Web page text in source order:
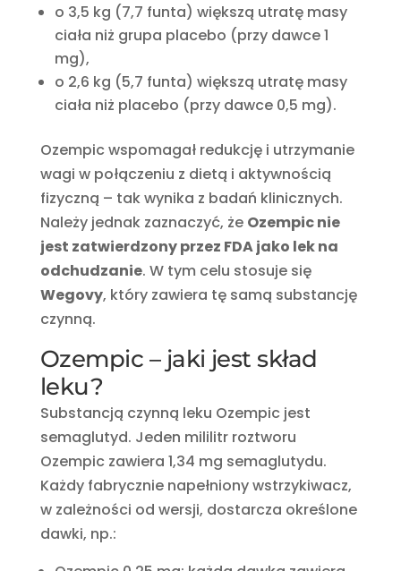
o 3,5 kg (7,7 funta) większą utratę masy
ciała niż grupa placebo (przy dawce 1
mg),
o 2,6 kg (5,7 funta) większą utratę masy
ciała niż placebo (przy dawce 0,5 mg).
Ozempic wspomagał redukcję i utrzymanie
wagi w połączeniu z dietą i aktywnością
fizyczną – tak wynika z badań klinicznych.
Należy jednak zaznaczyć, że Ozempic nie
jest zatwierdzony przez FDA jako lek na
odchudzanie. W tym celu stosuje się
Wegovy, który zawiera tę samą substancję
czynną.
Ozempic – jaki jest skład
leku?
Substancją czynną leku Ozempic jest
semaglutyd. Jeden mililitr roztworu
Ozempic zawiera 1,34 mg semaglutydu.
Każdy fabrycznie napełniony wstrzykiwacz,
w zależności od wersji, dostarcza określone
dawki, np.: